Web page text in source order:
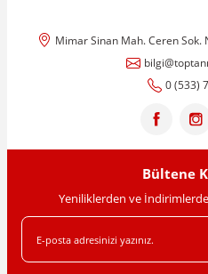
Ürün açıklamasında eksik
Ürün bilgilerinde hatalar
Ürün fiyatı diğer sitelerden daha
2'' - Sarı Saat-Sayaç Rekoru - NVS2906
1.179,61 TL
1.268,40 TL
Mimar Sinan Mah. Ceren Sok.
0 (533)
Bültene
Yeniliklerden ve